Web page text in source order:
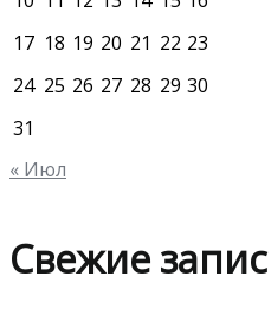
17 18 19 20 21 22 23
24 25 26 27 28 29 30
31
« Июл
Свежие